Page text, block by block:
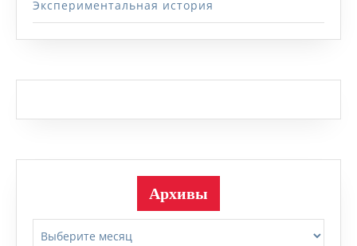
Экспериментальная история
Архивы